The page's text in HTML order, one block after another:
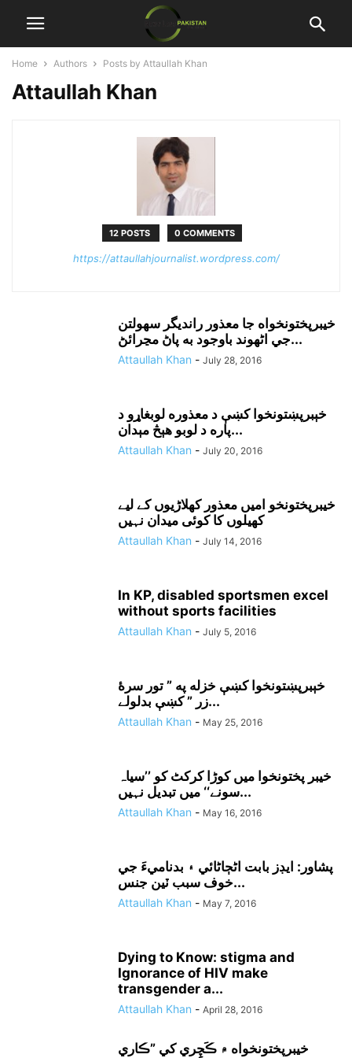
Home Authors Posts by Attaullah Khan
Attaullah Khan
12 POSTS 0 COMMENTS
https://attaullahjournalist.wordpress.com/
خيبرپختونخواه جا معذور رانديگر سهولتن
جي اڻهوند باوجود به پاڻ مڃرائڻ...
Attaullah Khan - July 28, 2016
خېبرپښتونخوا کښې د معذوره لوبغاړو د
پاره د لوبو هېڅ مېدان...
Attaullah Khan - July 20, 2016
خیبرپختونخو امیں معذور کھلاڑیوں کے لیے
کھیلوں کا کوئی میدان نہیں
Attaullah Khan - July 14, 2016
In KP, disabled sportsmen excel
without sports facilities
Attaullah Khan - July 5, 2016
خېبرپښتونخوا کښې خزله په ” تور سرۀ
زر ” کښې بدلولے...
Attaullah Khan - May 25, 2016
خیبر پختونخوا میں کوڑا کرکٹ کو ’’سیاہ
سونے‘‘ میں تبدیل نہیں...
Attaullah Khan - May 16, 2016
پشاور: ايڊز بابت اڻڄاڻائي ۽ بدناميءَ جي
خوف سبب ٽين جنس...
Attaullah Khan - May 7, 2016
Dying to Know: stigma and
Ignorance of HIV make
transgender a...
Attaullah Khan - April 28, 2016
خيبرپختونخواه ۾ ڪَچِري کي ”ڪاري